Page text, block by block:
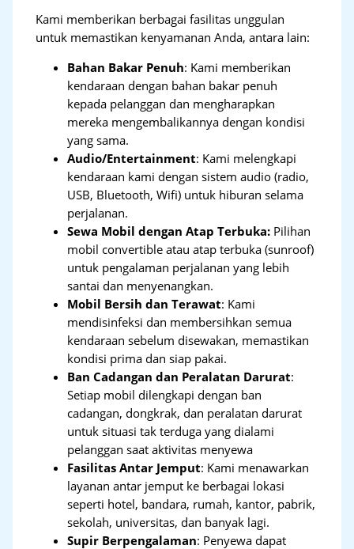
Kami memberikan berbagai fasilitas unggulan
untuk memastikan kenyamanan Anda, antara lain:
Bahan Bakar Penuh: Kami memberikan
kendaraan dengan bahan bakar penuh
kepada pelanggan dan mengharapkan
mereka mengembalikannya dengan kondisi
yang sama.
Audio/Entertainment: Kami melengkapi
kendaraan kami dengan sistem audio (radio,
USB, Bluetooth, Wifi) untuk hiburan selama
perjalanan.
Sewa Mobil dengan Atap Terbuka: Pilihan
mobil convertible atau atap terbuka (sunroof)
untuk pengalaman perjalanan yang lebih
santai dan menyenangkan.
Mobil Bersih dan Terawat: Kami
mendisinfeksi dan membersihkan semua
kendaraan sebelum disewakan, memastikan
kondisi prima dan siap pakai.
Ban Cadangan dan Peralatan Darurat:
Setiap mobil dilengkapi dengan ban
cadangan, dongkrak, dan peralatan darurat
untuk situasi tak terduga yang dialami
pelanggan saat aktivitas menyewa
Fasilitas Antar Jemput: Kami menawarkan
layanan antar jemput ke berbagai lokasi
seperti hotel, bandara, rumah, kantor, pabrik,
sekolah, universitas, dan banyak lagi.
Supir Berpengalaman: Penyewa dapat